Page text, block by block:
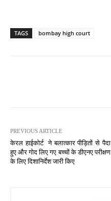
TAGS bombay high court
PREVIOUS ARTICLE
केरल हाईकोर्ट ने बलात्कार पीड़ितों से पैदा
हुए और गोद लिए गए बच्चों के डीएनए परीक्षण
के लिए दिशानिर्देश जारी किए